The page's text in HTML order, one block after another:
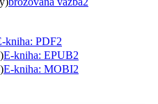
kniha: PDF2
E-kniha: EPUB2
E-kniha: MOBI2